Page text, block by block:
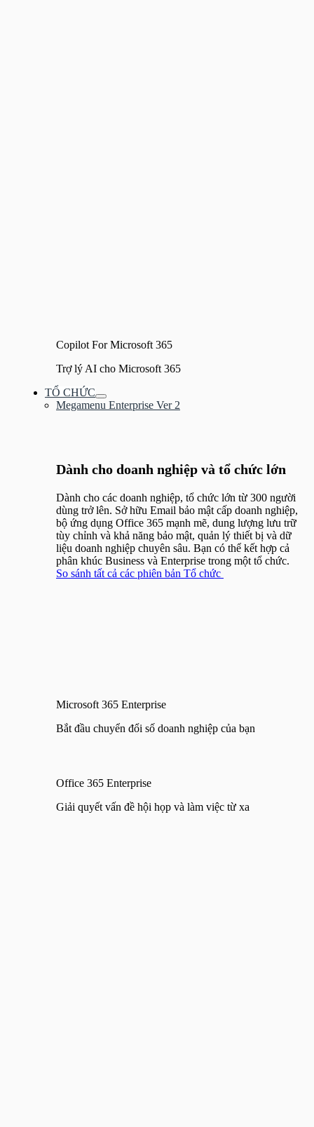
Copilot For Microsoft 365
Trợ lý AI cho Microsoft 365
TỔ CHỨC
Bật/tắt
Menu
Megamenu Enterprise Ver 2
Dành cho doanh nghiệp và tổ chức lớn
Dành cho các doanh nghiệp, tổ chức lớn từ 300 người
dùng trở lên. Sở hữu Email bảo mật cấp doanh nghiệp,
bộ ứng dụng Office 365 mạnh mẽ, dung lượng lưu trữ
tùy chỉnh và khả năng bảo mật, quản lý thiết bị và dữ
liệu doanh nghiệp chuyên sâu. Bạn có thể kết hợp cả
phân khúc Business và Enterprise trong một tổ chức.
So sánh tất cả các phiên bản Tổ chức
Microsoft 365 Enterprise
Bắt đầu chuyển đổi số doanh nghiệp của bạn
Office 365 Enterprise
Giải quyết vấn đề hội họp và làm việc từ xa